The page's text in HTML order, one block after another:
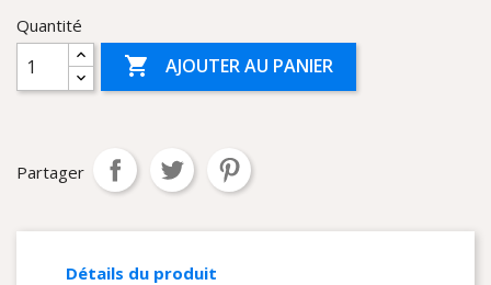
Quantité
 AJOUTER AU PANIER
Partager
Détails du produit